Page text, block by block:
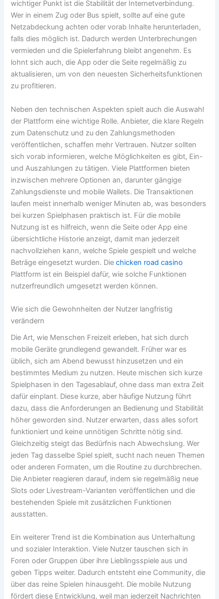
wichtiger Punkt ist die Stabilität der Internetverbindung.
Wer in einem Zug oder Bus spielt, sollte auf eine gute
Netzabdeckung achten oder vorab Inhalte herunterladen,
falls dies möglich ist. Dadurch werden Unterbrechungen
vermieden und die Spielerfahrung bleibt angenehm. Es
lohnt sich auch, die App oder die Seite regelmäßig zu
aktualisieren, um von den neuesten Sicherheitsfunktionen
zu profitieren.
Neben den technischen Aspekten spielt auch die Auswahl
der Plattform eine wichtige Rolle. Anbieter, die klare Regeln
zum Datenschutz und zu den Zahlungsmethoden
veröffentlichen, schaffen mehr Vertrauen. Nutzer sollten
sich vorab informieren, welche Möglichkeiten es gibt, Ein-
und Auszahlungen zu tätigen. Viele Plattformen bieten
inzwischen mehrere Optionen an, darunter gängige
Zahlungsdienste und mobile Wallets. Die Transaktionen
laufen meist innerhalb weniger Minuten ab, was besonders
bei kurzen Spielphasen praktisch ist. Für die mobile
Nutzung ist es hilfreich, wenn die Seite oder App eine
übersichtliche Historie anzeigt, damit man jederzeit
nachvollziehen kann, welche Spiele gespielt und welche
Beträge eingesetzt wurden. Diechicken road casino
Plattform ist ein Beispiel dafür, wie solche Funktionen
nutzerfreundlich umgesetzt werden können.
Wie sich die Gewohnheiten der Nutzer langfristig
verändern
Die Art, wie Menschen Freizeit erleben, hat sich durch
mobile Geräte grundlegend gewandelt. Früher war es
üblich, sich am Abend bewusst hinzusetzen und ein
bestimmtes Medium zu nutzen. Heute mischen sich kurze
Spielphasen in den Tagesablauf, ohne dass man extra Zeit
dafür einplant. Diese kurze, aber häufige Nutzung führt
dazu, dass die Anforderungen an Bedienung und Stabilität
höher geworden sind. Nutzer erwarten, dass alles sofort
funktioniert und keine unnötigen Schritte nötig sind.
Gleichzeitig steigt das Bedürfnis nach Abwechslung. Wer
jeden Tag dasselbe Spiel spielt, sucht nach neuen Themen
oder anderen Formaten, um die Routine zu durchbrechen.
Die Anbieter reagieren darauf, indem sie regelmäßig neue
Slots oder Livestream-Varianten veröffentlichen und die
bestehenden Spiele mit zusätzlichen Funktionen
ausstatten.
Ein weiterer Trend ist die Kombination aus Unterhaltung
und sozialer Interaktion. Viele Nutzer tauschen sich in
Foren oder Gruppen über ihre Lieblingsspiele aus und
geben Tipps weiter. Dadurch entsteht eine Community, die
über das reine Spielen hinausgeht. Die mobile Nutzung
fördert diese Entwicklung, weil man jederzeit Nachrichten